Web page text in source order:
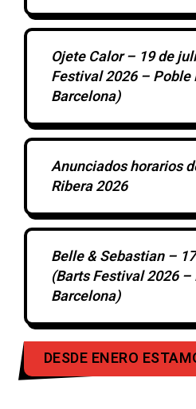
Ojete Calor – 19 de
Festival 2026 – Poble
Barcelona)
Anunciados horarios
Ribera 2026
Belle & Sebastian –
(Barts Festival 2026
Barcelona)
DESDE ENERO